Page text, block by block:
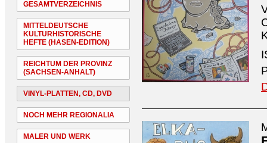
GESAMTVERZEICHNIS
MITTELDEUTSCHE
KULTURHISTORISCHE
HEFTE (HASEN-EDITION)
REICHTUM DER PROVINZ
(SACHSEN-ANHALT)
VINYL-PLATTEN, CD, DVD
NOCH MEHR REGIONALIA
MALER UND WERK